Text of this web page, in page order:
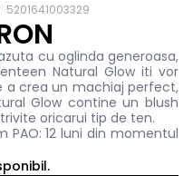
5201641003329
cu oglinda generoasa,
Natural Glow iti vor
a crea un machiaj perfect,
Glow contine un blush
oricarui tip de ten.
12 luni din momentul